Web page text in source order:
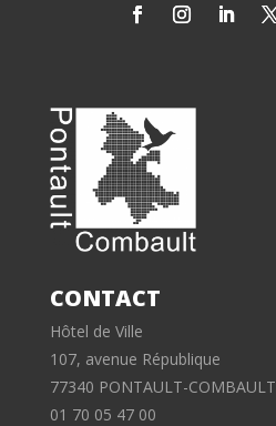
CONTACT
Hôtel de Ville
107, avenue République
77340 PONTAULT-COMBAULT
01 70 05 47 00